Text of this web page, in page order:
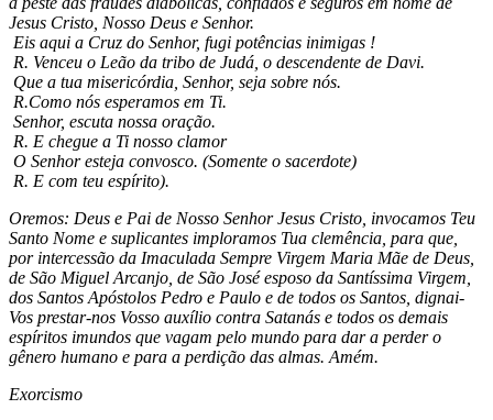
Jesus Cristo, Nosso Deus e Senhor.
Eis aqui a Cruz do Senhor, fugi potências inimigas !
R. Venceu o Leão da tribo de Judá, o descendente de Davi.
Que a tua misericórdia, Senhor, seja sobre nós.
R.Como nós esperamos em Ti.
Senhor, escuta nossa oração.
R. E chegue a Ti nosso clamor
O Senhor esteja convosco. (Somente o sacerdote)
R. E com teu espírito).
Oremos: Deus e Pai de Nosso Senhor Jesus Cristo, invocamos Teu
Santo Nome e suplicantes imploramos Tua clemência, para que,
por intercessão da Imaculada Sempre Virgem Maria Mãe de Deus,
de São Miguel Arcanjo, de São José esposo da Santíssima Virgem,
dos Santos Apóstolos Pedro e Paulo e de todos os Santos, dignai-
Vos prestar-nos Vosso auxílio contra Satanás e todos os demais
espíritos imundos que vagam pelo mundo para dar a perder o
gênero humano e para a perdição das almas. Amém.
Exorcismo